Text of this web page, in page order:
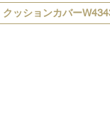
クッションカバー